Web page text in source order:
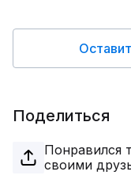
Поделиться
Понравился
своими